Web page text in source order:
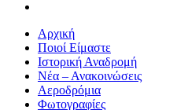
Αρχική
Ποιοί Είμαστε
Ιστορική Αναδρομή
Νέα – Ανακοινώσεις
Αεροδρόμια
Φωτογραφίες